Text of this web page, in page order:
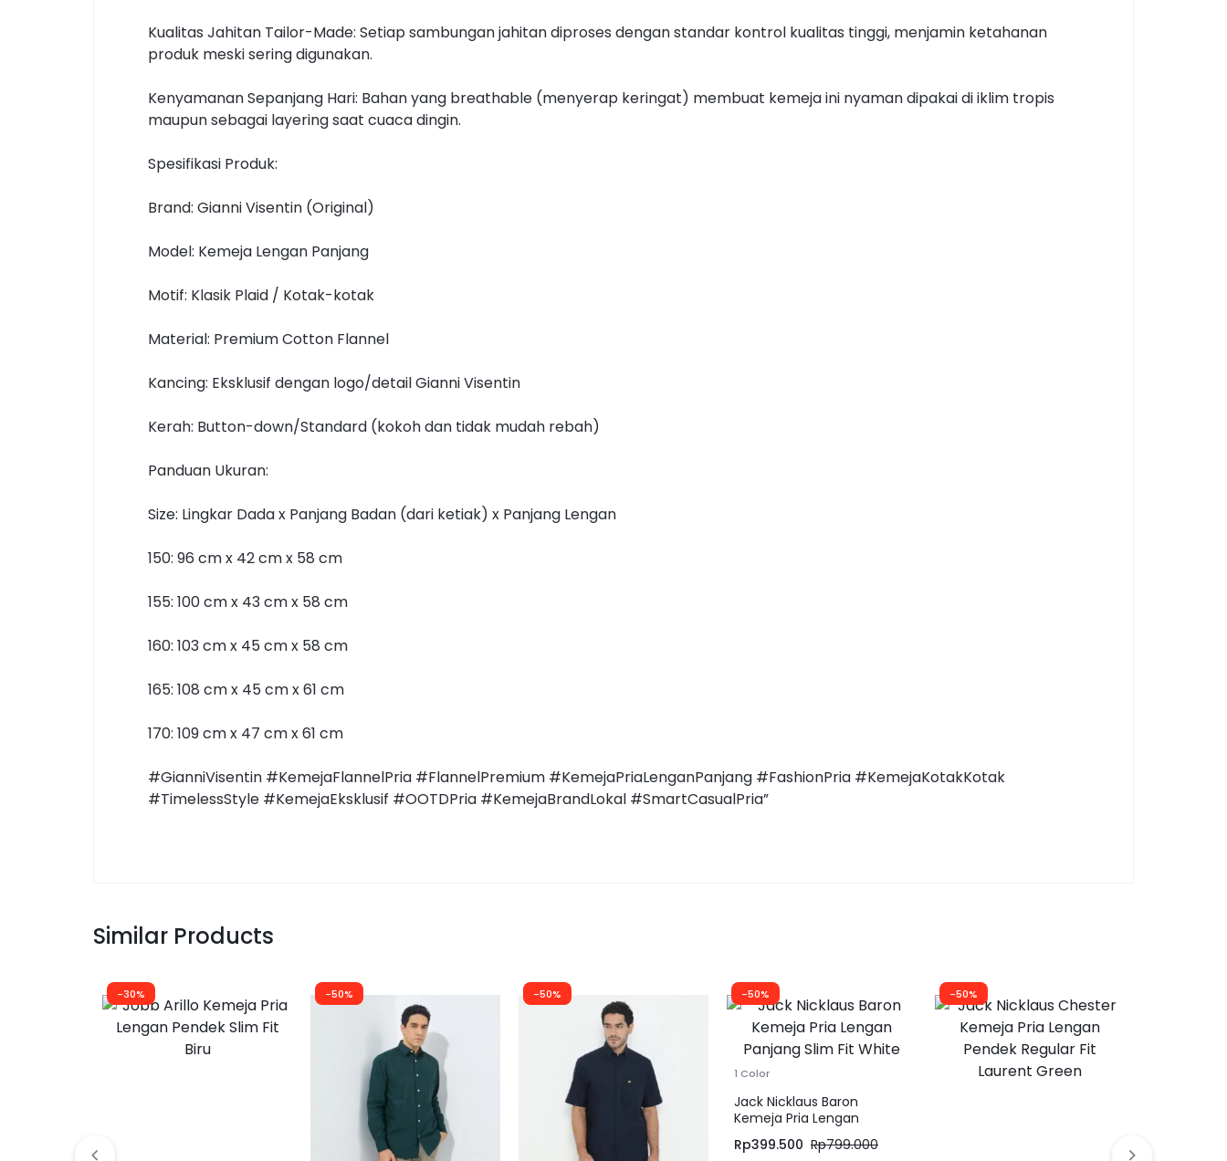
Kualitas Jahitan Tailor-Made: Setiap sambungan jahitan diproses dengan standar kontrol kualitas tinggi, menjamin ketahanan
produk meski sering digunakan.
Kenyamanan Sepanjang Hari: Bahan yang breathable (menyerap keringat) membuat kemeja ini nyaman dipakai di iklim tropis
maupun sebagai layering saat cuaca dingin.
Spesifikasi Produk:
Brand: Gianni Visentin (Original)
Model: Kemeja Lengan Panjang
Motif: Klasik Plaid / Kotak-kotak
Material: Premium Cotton Flannel
Kancing: Eksklusif dengan logo/detail Gianni Visentin
Kerah: Button-down/Standard (kokoh dan tidak mudah rebah)
Panduan Ukuran:
Size: Lingkar Dada x Panjang Badan (dari ketiak) x Panjang Lengan
150: 96 cm x 42 cm x 58 cm
155: 100 cm x 43 cm x 58 cm
160: 103 cm x 45 cm x 58 cm
165: 108 cm x 45 cm x 61 cm
170: 109 cm x 47 cm x 61 cm
#GianniVisentin #KemejaFlannelPria #FlannelPremium #KemejaPriaLenganPanjang #FashionPria #KemejaKotakKotak
#TimelessStyle #KemejaEksklusif #OOTDPria #KemejaBrandLokal #SmartCasualPria”
Similar Products
-30% -50% -50% -50%
1 Color
Jack Nicklaus Baron
Kemeja Pria Lengan
Rp399.500 Rp799.000
-50%